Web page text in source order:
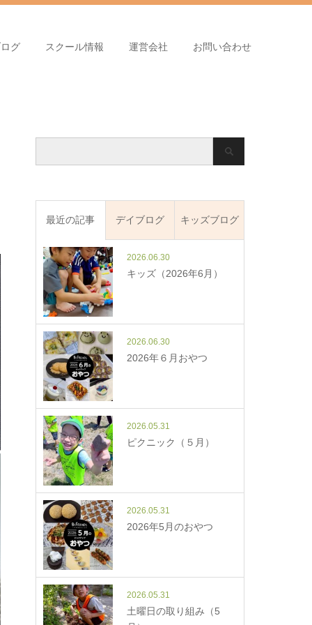
グ スクール情報 運営会社 お問い合わせ
最近の記事 デイブログ キッズブログ
2026.06.30
キッズ（2026年6月）
2026.06.30
2026年６月おやつ
2026.05.31
ピクニック（５月）
2026.05.31
2026年5月のおやつ
2026.05.31
土曜日の取り組み（5